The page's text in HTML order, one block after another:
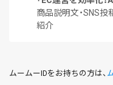
商品説明文・SNS投
紹介
ムームーIDをお持ちの方は、